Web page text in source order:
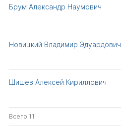
Брум Александр Наумович
Новицкий Владимир Эдуардович
Шишев Алексей Кириллович
Всего 11